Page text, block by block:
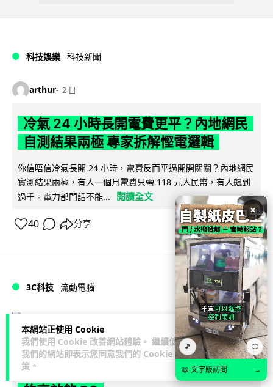
本網站正使用 Cookie
我們使用 Cookie 改善網站體驗。 繼續使用
我們的網站即表示您同意我們的 Cookie 政
策 。
科技娛樂 科技新聞
arthur 2 日
冷氣 24 小時長開電費更平？內地網民
自測結果兩極 專家拆解慳電邏輯
你信唔信冷氣長開 24 小時，電費反而平過開開關關？內地網民
實測結果兩極，有人一個月電費只需 118 元人民幣，有人飆到
過千。電力部門話不能...
閱讀全文
40 分享
3C科技 流動電腦
2026 買電腦新趨勢公開！ 如何享最多
優惠 從極致便攜到電競標竿 揀選啱你
×
🎵 ⛶
📖 文字版訪問 →